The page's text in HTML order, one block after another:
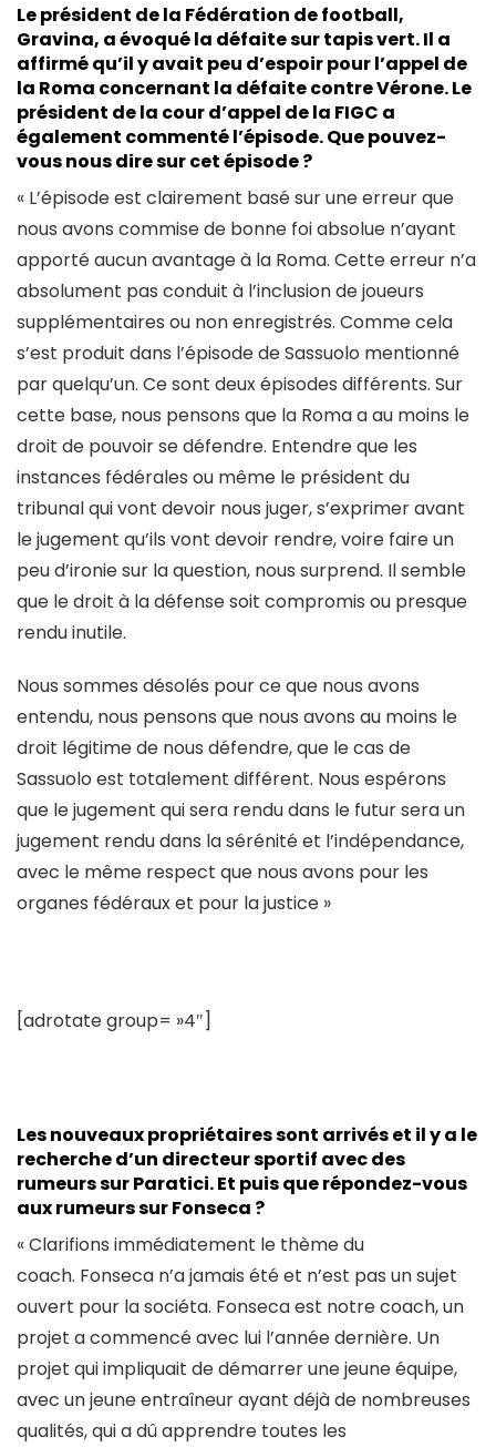
Le président de la Fédération de football,
Gravina, a évoqué la défaite sur tapis vert. Il a
affirmé qu’il y avait peu d’espoir pour l’appel de
la Roma concernant la défaite contre Vérone. Le
président de la cour d’appel de la FIGC a
également commenté l’épisode. Que pouvez-
vous nous dire sur cet épisode ?
« L’épisode est clairement basé sur une erreur que
nous avons commise de bonne foi absolue n’ayant
apporté aucun avantage à la Roma. Cette erreur n’a
absolument pas conduit à l’inclusion de joueurs
supplémentaires ou non enregistrés. Comme cela
s’est produit dans l’épisode de Sassuolo mentionné
par quelqu’un. Ce sont deux épisodes différents. Sur
cette base, nous pensons que la Roma a au moins le
droit de pouvoir se défendre. Entendre que les
instances fédérales ou même le président du
tribunal qui vont devoir nous juger, s’exprimer avant
le jugement qu’ils vont devoir rendre, voire faire un
peu d’ironie sur la question, nous surprend. Il semble
que le droit à la défense soit compromis ou presque
rendu inutile.
Nous sommes désolés pour ce que nous avons
entendu, nous pensons que nous avons au moins le
droit légitime de nous défendre, que le cas de
Sassuolo est totalement différent. Nous espérons
que le jugement qui sera rendu dans le futur sera un
jugement rendu dans la sérénité et l’indépendance,
avec le même respect que nous avons pour les
organes fédéraux et pour la justice »
[adrotate group= »4″]
Les nouveaux propriétaires sont arrivés et il y a le
recherche d’un directeur sportif avec des
rumeurs sur Paratici. Et puis que répondez-vous
aux rumeurs sur Fonseca ?
« Clarifions immédiatement le thème du
coach. Fonseca n’a jamais été et n’est pas un sujet
ouvert pour la sociéta. Fonseca est notre coach, un
projet a commencé avec lui l’année dernière. Un
projet qui impliquait de démarrer une jeune équipe,
avec un jeune entraîneur ayant déjà de nombreuses
qualités, qui a dû apprendre toutes les